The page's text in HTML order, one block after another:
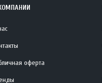
оферта